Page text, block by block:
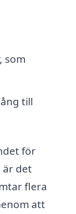
som
till
för
är det
flera
att